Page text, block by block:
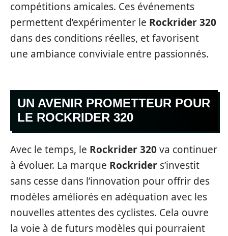
compétitions amicales. Ces événements
permettent d’expérimenter le Rockrider 320
dans des conditions réelles, et favorisent
une ambiance conviviale entre passionnés.
UN AVENIR PROMETTEUR POUR
LE ROCKRIDER 320
Avec le temps, le Rockrider 320va continuer
à évoluer. La marque Rockrider s’investit
sans cesse dans l’innovation pour offrir des
modèles améliorés en adéquation avec les
nouvelles attentes des cyclistes. Cela ouvre
la voie à de futurs modèles qui pourraient